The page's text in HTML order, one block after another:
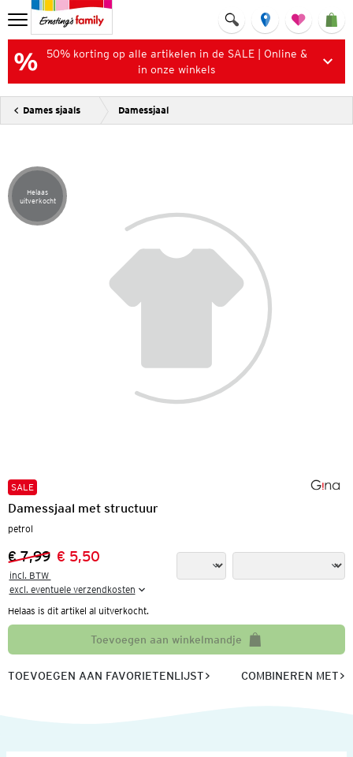
50% korting op alle artikelen in de SALE | Online &
in onze winkels
Dames sjaals Damessjaal
Artikel helaas uitverkocht
Helaas
uitverkocht
SALE
Damessjaal met structuur
petrol
Vorige prijs:
€ 7,99
Nieuwe prijs:
€ 5,50
incl. BTW
excl. eventuele verzendkosten
Helaas is dit artikel al uitverkocht.
Toevoegen aan winkelmandje
TOEVOEGEN AAN FAVORIETENLIJST COMBINEREN MET